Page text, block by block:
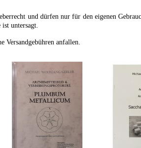
und dürfen nur für den eigenen
untersagt.
Versandgebühren anfallen.